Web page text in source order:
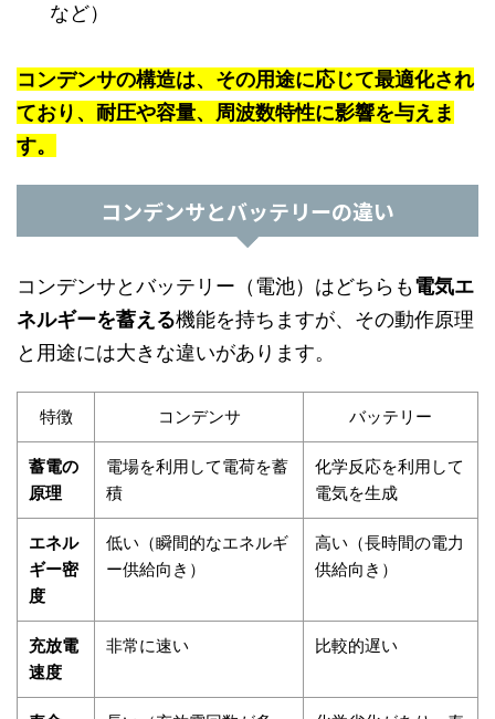
など）
コンデンサの構造は、その用途に応じて最適化され
ており、耐圧や容量、周波数特性に影響を与えま
す。
コンデンサとバッテリーの違い
コンデンサとバッテリー（電池）はどちらも電気エ
ネルギーを蓄える機能を持ちますが、その動作原理
と用途には大きな違いがあります。
特徴 コンデンサ バッテリー
蓄電の
原理
電場を利用して電荷を蓄
積
化学反応を利用して
電気を生成
エネル
ギー密
度
低い（瞬間的なエネルギ
ー供給向き）
高い（長時間の電力
供給向き）
充放電
速度
非常に速い 比較的遅い